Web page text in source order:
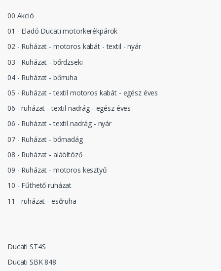
00 Akció
01 - Eladó Ducati motorkerékpárok
02 - Ruházat - motoros kabát - textil - nyár
03 - Ruházat - bőrdzseki
04 - Ruházat - bőrruha
05 - Ruházat - textil motoros kabát - egész éves
06 - ruházat - textil nadrág - egész éves
06 - Ruházat - textil nadrág - nyár
07 - Ruházat - bőrnadág
08 - Ruházat - aláöltöző
09 - Ruházat - motoros kesztyű
10 - Fűthető ruházat
11 - ruházat - esőruha
Ducati ST4S
Ducati SBK 848